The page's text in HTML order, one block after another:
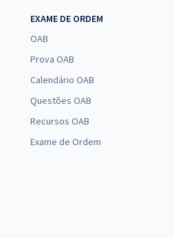
EXAME DE ORDEM
OAB
Prova OAB
Calendário OAB
Questões OAB
Recursos OAB
Exame de Ordem